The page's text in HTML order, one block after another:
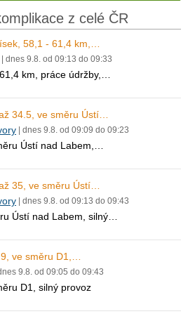
z celé ČR
58,1 - 61,4 km,…
| dnes 9.8. od 09:13 do 09:33
km, práce údržby,…
34.5, ve směru Ústí…
| dnes 9.8. od 09:09 do 09:23
Ústí nad Labem,…
35, ve směru Ústí…
| dnes 9.8. od 09:13 do 09:43
Ústí nad Labem, silný…
ve směru D1,…
9.8. od 09:05 do 09:43
D1, silný provoz